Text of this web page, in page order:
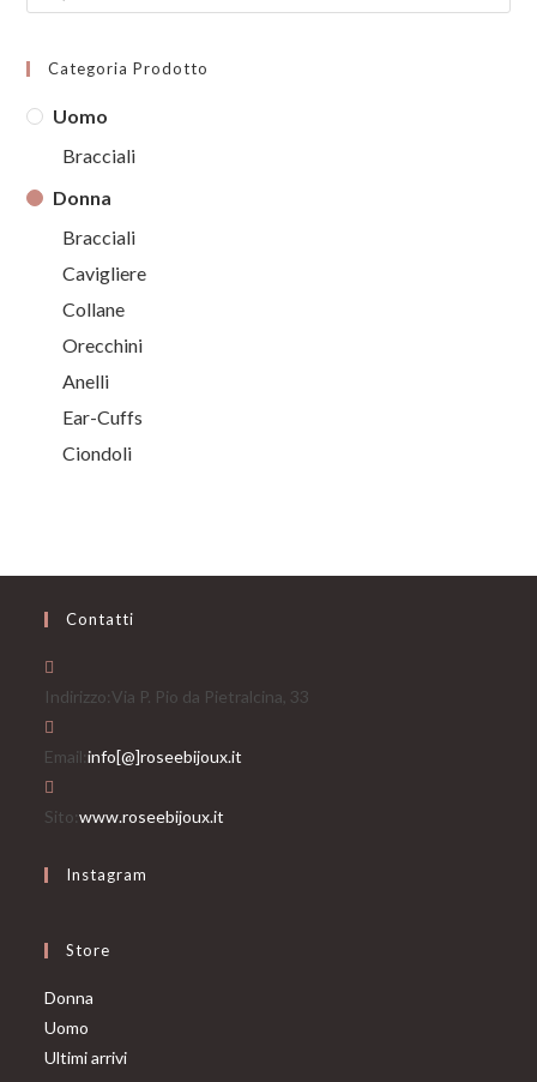
Categoria Prodotto
Uomo
Bracciali
Donna
Bracciali
Cavigliere
Collane
Orecchini
Anelli
Ear-Cuffs
Ciondoli
Contatti
Indirizzo:Via P. Pio da Pietralcina, 33
Email:info[@]roseebijoux.it
Sito:www.roseebijoux.it
Instagram
Store
Donna
a
Uomo
in
Ultimi arriviOpens